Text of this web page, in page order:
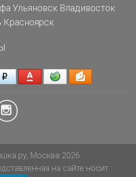
Ульяновск Владивосток
Красноярск
Москва 2026
на сайте носит